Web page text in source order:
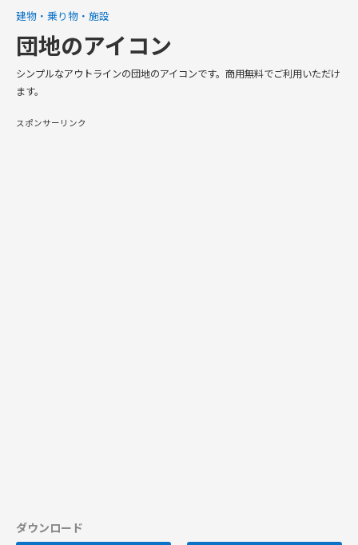
建物・乗り物・施設
団地のアイコン
シンプルなアウトラインの団地のアイコンです。商用無料でご利用いただけ
ます。
スポンサーリンク
ダウンロード